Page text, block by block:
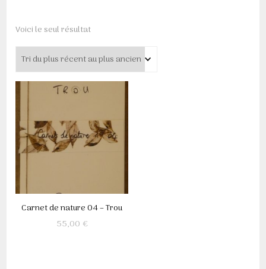
Voici le seul résultat
Carnet de nature 04 – Trou
55,00 €